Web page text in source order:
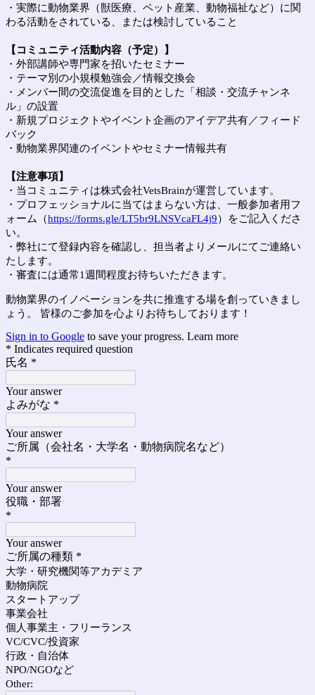
・実際に動物業界（獣医療、ペット産業、動物福祉など）に関
わる活動をされている、または検討していること
【コミュニティ活動内容（予定）】
・外部講師や専門家を招いたセミナー
・テーマ別の小規模勉強会／情報交換会
・メンバー間の交流促進を目的とした「相談・交流チャンネ
ル」の設置
・新規プロジェクトやイベント企画のアイデア共有／フィード
バック
・動物業界関連のイベントやセミナー情報共有
【注意事項】
・当コミュニティは株式会社VetsBrainが運営しています。
・プロフェッショナルに当てはまらない方は、一般参加者用フ
ォーム（https://forms.gle/LT5br9LNSVcaFL4j9）をご記入くださ
い。
・弊社にて登録内容を確認し、担当者よりメールにてご連絡い
たします。
・審査には通常1週間程度お待ちいただきます。
動物業界のイノベーションを共に推進する場を創っていきまし
ょう。 皆様のご参加を心よりお待ちしております！
Sign in to Google to save your progress. Learn more
* Indicates required question
氏名 *
Your answer
よみがな *
Your answer
ご所属（会社名・大学名・動物病院名など）
*
Your answer
役職・部署
*
Your answer
ご所属の種類 *
大学・研究機関等アカデミア
動物病院
スタートアップ
事業会社
個人事業主・フリーランス
VC/CVC/投資家
行政・自治体
NPO/NGOなど
Other: